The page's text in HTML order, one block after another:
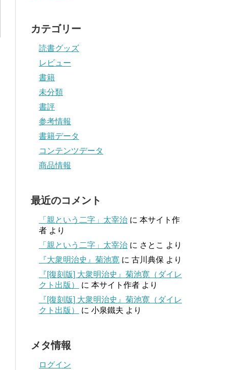
カテゴリー
読書グッズ
レビュー
書籍
未分類
書評
参考情報
書籍データ
コンテンツデータ
商品情報
最近のコメント
「親という二字」太宰治 に 本サイト作
者 より
「親という二字」太宰治 に さとこ より
『大衆明治史』菊池寛 に 古川典保 より
『[復刻版] 大衆明治史』菊池寛（ダイレ
クト出版）
に 本サイト作者 より
『[復刻版] 大衆明治史』菊池寛（ダイレ
クト出版）
に 小泉鐵夫 より
メタ情報
ログイン